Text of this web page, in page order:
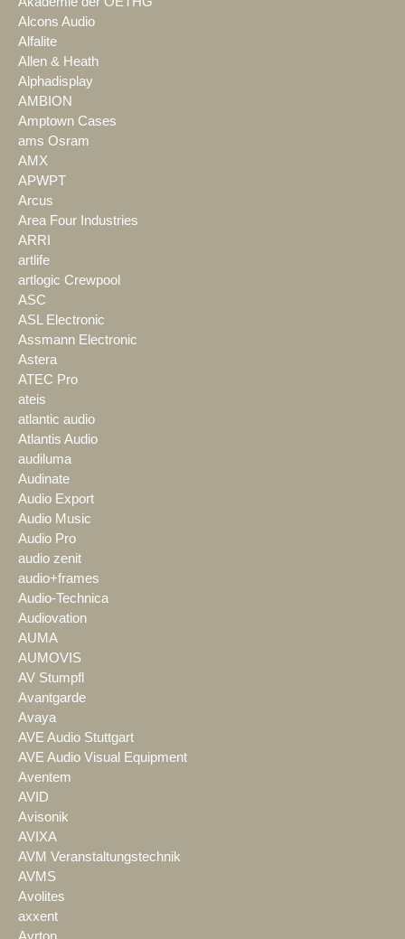
Alcons Audio
Alfalite
Allen & Heath
Alphadisplay
AMBION
Amptown Cases
ams Osram
AMX
APWPT
Arcus
Area Four Industries
ARRI
artlife
artlogic Crewpool
ASC
ASL Electronic
Assmann Electronic
Astera
ATEC Pro
ateis
atlantic audio
Atlantis Audio
audiluma
Audinate
Audio Export
Audio Music
Audio Pro
audio zenit
audio+frames
Audio-Technica
Audiovation
AUMA
AUMOVIS
AV Stumpfl
Avantgarde
Avaya
AVE Audio Stuttgart
AVE Audio Visual Equipment
Aventem
AVID
Avisonik
AVIXA
AVM Veranstaltungstechnik
AVMS
Avolites
axxent
Ayrton